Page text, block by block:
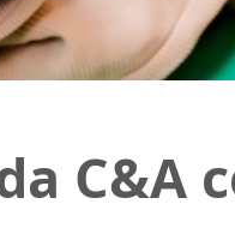
C&A